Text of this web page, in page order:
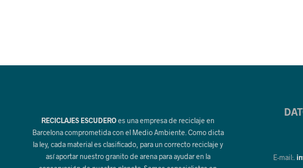
RECICLAJES ESCUDEROes una empresa de reciclaje en
Barcelona comprometida con el Medio Ambiente. Como dicta
la ley, cada material es clasificado, para un correcto reciclaje y
así aportar nuestro granito de arena para ayudar en la
E-mail:.